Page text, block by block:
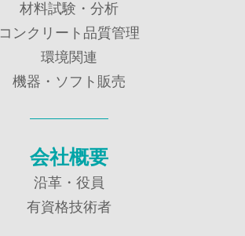
材料試験・分析
コンクリート品質管理
環境関連
機器・ソフト販売
会社概要
沿革・役員
有資格技術者